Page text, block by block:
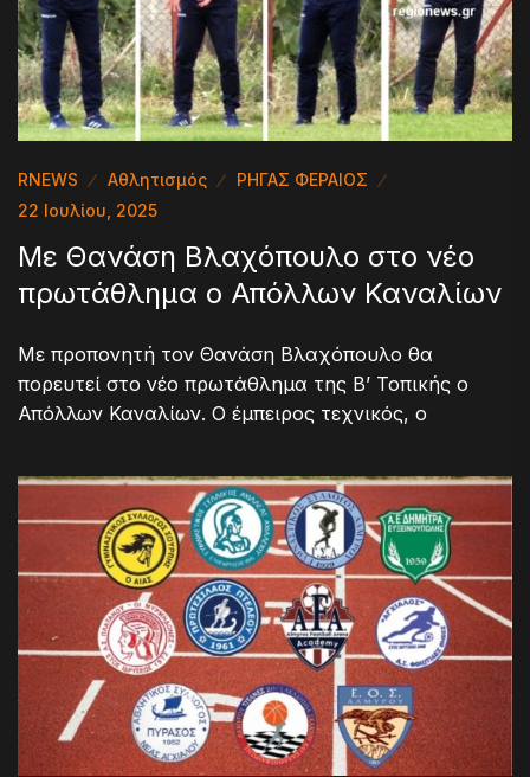
RNEWS Αθλητισμός
ΡΗΓΑΣ ΦΕΡΑΙΟΣ
22 Ιουλίου, 2025
Με Θανάση Βλαχόπουλο στο νέο
πρωτάθλημα ο Απόλλων Καναλίων
Με προπονητή τον Θανάση Βλαχόπουλο θα
πορευτεί στο νέο πρωτάθλημα της Β’ Τοπικής ο
Απόλλων Καναλίων. Ο έμπειρος τεχνικός, ο